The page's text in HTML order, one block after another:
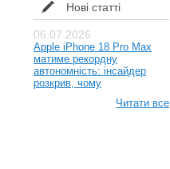
Нові статті
06.07.2026
Apple iPhone 18 Pro Max
матиме рекордну
автономність: інсайдер
розкрив, чому
Читати все